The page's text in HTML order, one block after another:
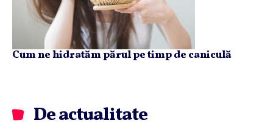
Cum ne hidratăm părul pe timp de caniculă
De actualitate